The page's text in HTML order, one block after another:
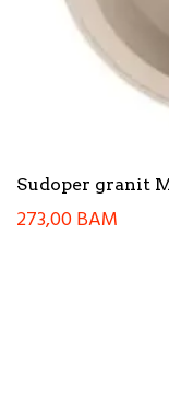
Sudoper granit
273,00BAM